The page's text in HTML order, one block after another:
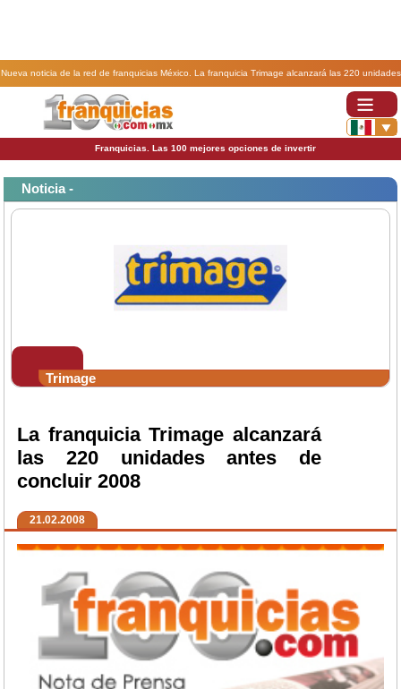
Nueva noticia de la red de franquicias México. La franquicia Trimage alcanzará las 220 unidades
Franquicias. Las 100 mejores opciones de invertir
Noticia -
Trimage
La franquicia Trimage alcanzará
las 220 unidades antes de
concluir 2008
21.02.2008